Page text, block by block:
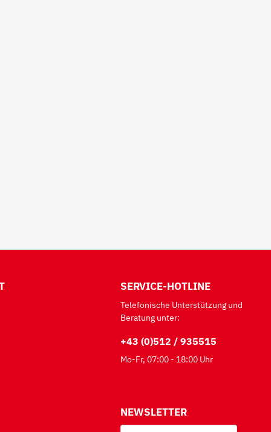
SERVICE-HOTLINE
Telefonische Unterstützung und
Beratung unter:
+43 (0)512 / 935515
Mo-Fr, 07:00 - 18:00 Uhr
NEWSLETTER